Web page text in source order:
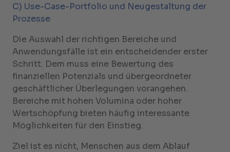
C) Use-Case-Portfolio und Neugestaltung der
Prozesse
Die Auswahl der richtigen Bereiche und
Anwendungsfälle ist ein entscheidender erster
Schritt. Dem muss eine Bewertung des
finanziellen Potenzials und übergeordneter
geschäftlicher Überlegungen vorangehen.
Bereiche mit hohen Volumina oder hoher
Wertschöpfung bieten häufig interessante
Möglichkeiten für den Einstieg.
Ziel ist es nicht, Menschen aus dem Ablauf